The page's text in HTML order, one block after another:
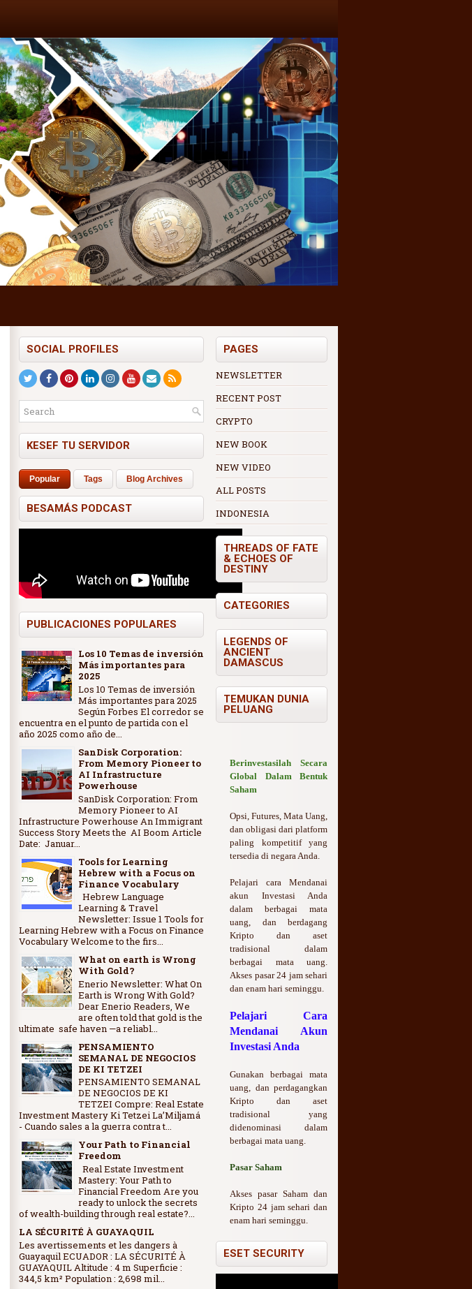
SOCIAL PROFILES
KESEF TU SERVIDOR
Popular Tags Blog Archives
BESAMÁS PODCAST
PUBLICACIONES POPULARES
Los 10 Temas de inversión
Más importantes para
2025
Los 10 Temas de inversión
Más importantes para 2025
Según Forbes El corredor se
encuentra en el punto de partida con el
año 2025 como año de...
SanDisk Corporation:
From Memory Pioneer to
AI Infrastructure
Powerhouse
SanDisk Corporation: From
Memory Pioneer to AI
Infrastructure Powerhouse An Immigrant
Success Story Meets the AI Boom Article
Date: Januar...
Tools for Learning
Hebrew with a Focus on
Finance Vocabulary
Hebrew Language
Learning & Travel
Newsletter: Issue 1 Tools for
Learning Hebrew with a Focus on Finance
Vocabulary Welcome to the firs...
What on earth is Wrong
With Gold?
Enerio Newsletter: What On
Earth is Wrong With Gold?
Dear Enerio Readers, We
are often told that gold is the
ultimate safe haven —a reliabl...
PENSAMIENTO
SEMANAL DE NEGOCIOS
DE KI TETZEI
PENSAMIENTO SEMANAL
DE NEGOCIOS DE KI
TETZEI Compre: Real Estate
Investment Mastery Ki Tetzei La’Miljamá
- Cuando sales a la guerra contra t...
Your Path to Financial
Freedom
Real Estate Investment
Mastery: Your Path to
Financial Freedom Are you
ready to unlock the secrets
of wealth-building through real estate?...
LA SÉCURITÉ À GUAYAQUIL
Les avertissements et les dangers à
Guayaquil ECUADOR : LA SÉCURITÉ À
GUAYAQUIL Altitude : 4 m Superficie :
344,5 km² Population : 2,698 mil...
PAGES
NEWSLETTER
RECENT POST
CRYPTO
NEW BOOK
NEW VIDEO
ALL POSTS
INDONESIA
THREADS OF FATE
& ECHOES OF
DESTINY
CATEGORIES
LEGENDS OF
ANCIENT
DAMASCUS
TEMUKAN DUNIA
PELUANG
Berinvestasilah Secara
Global Dalam Bentuk
Saham
Opsi, Futures, Mata Uang,
dan obligasi dari platform
paling kompetitif yang
tersedia di negara Anda.
Pelajari cara Mendanai
akun Investasi Anda
dalam berbagai mata
uang, dan berdagang
Kripto dan aset
tradisional dalam
berbagai mata uang.
Akses pasar 24 jam sehari
dan enam hari seminggu.
Pelajari Cara
Mendanai Akun
Investasi Anda
Gunakan berbagai mata
uang, dan perdagangkan
Kripto dan aset
tradisional yang
didenominasi dalam
berbagai mata uang.
Pasar Saham
Akses pasar Saham dan
Kripto 24 jam sehari dan
enam hari seminggu.
ESET SECURITY